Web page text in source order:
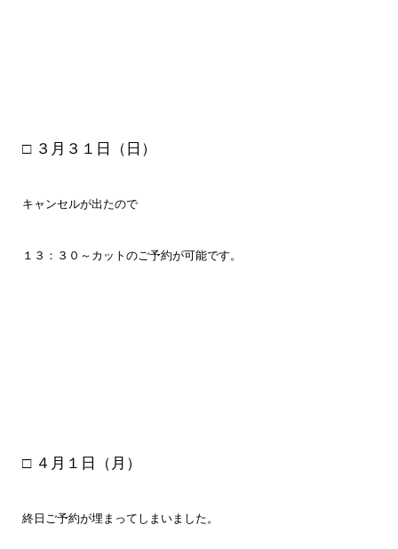
□ ３月３１ 日（日）
キャンセルが出たので
１３：３０～カットのご予約が可能です。
□ ４月１ 日（月）
終日ご予約が埋まってしまいました。